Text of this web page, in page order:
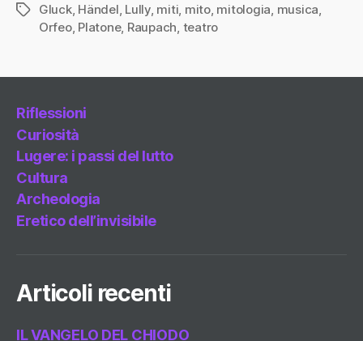
Tag Gluck, Händel Lully, miti mito, mitologia musica
Orfeo, Platone, Raupach teatro
Riflessioni
Curiosità
Lugere: i passi del lutto
Cultura
Archeologia
Eretico dell’invisibile
Articoli recenti
IL VANGELO DEL CHIODO